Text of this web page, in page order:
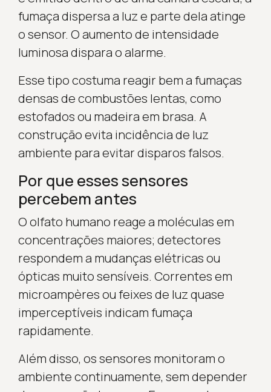
fumaça dispersa a luz e parte dela atinge
o sensor. O aumento de intensidade
luminosa dispara o alarme.
Esse tipo costuma reagir bem a fumaças
densas de combustões lentas, como
estofados ou madeira em brasa. A
construção evita incidência de luz
ambiente para evitar disparos falsos.
Por que esses sensores
percebem antes
O olfato humano reage a moléculas em
concentrações maiores; detectores
respondem a mudanças elétricas ou
ópticas muito sensíveis. Correntes em
microampères ou feixes de luz quase
imperceptíveis indicam fumaça
rapidamente.
Além disso, os sensores monitoram o
ambiente continuamente, sem depender